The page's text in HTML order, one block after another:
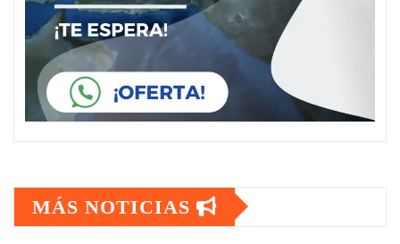
MÁS NOTICIAS